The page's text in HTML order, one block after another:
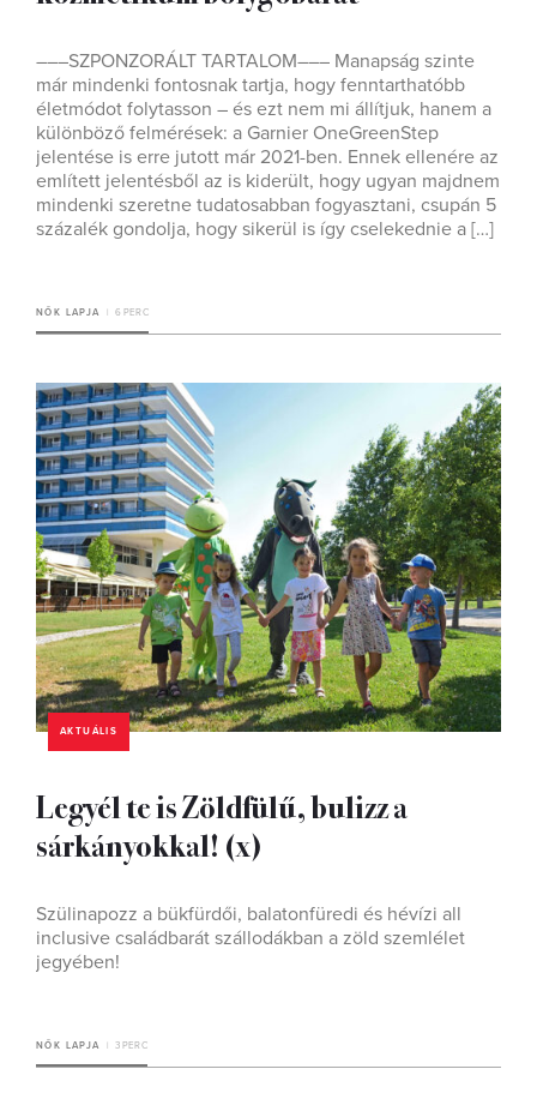
–––SZPONZORÁLT TARTALOM––– Manapság szinte
már mindenki fontosnak tartja, hogy fenntarthatóbb
életmódot folytasson – és ezt nem mi állítjuk, hanem a
különböző felmérések: a Garnier OneGreenStep
jelentése is erre jutott már 2021-ben. Ennek ellenére az
említett jelentésből az is kiderült, hogy ugyan majdnem
mindenki szeretne tudatosabban fogyasztani, csupán 5
százalék gondolja, hogy sikerül is így cselekednie a […]
NŐK LAPJA 6 PERC
AKTUÁLIS
Legyél te is Zöldfülű, bulizz a
sárkányokkal! (x)
Szülinapozz a bükfürdői, balatonfüredi és hévízi all
inclusive családbarát szállodákban a zöld szemlélet
jegyében!
NŐK LAPJA 3 PERC